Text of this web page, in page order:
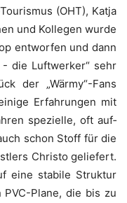
(OHT), Kat­ja
und Kol­le­gen wur­de
ent­wor­fen und dann
- die Luft­wer­ker“ sehr
der „Wärmy“-Fans
Erfah­run­gen mit
spe­zi­el­le, oft auf­
schon Stoff für die
Chris­to gelie­fert.
eine sta­bi­le Struk­tur
Pla­ne, die bis zu